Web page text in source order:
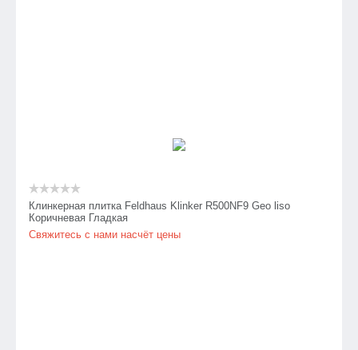
Клинкерная плитка Feldhaus Klinker R500NF9 Geo liso
Коричневая Гладкая
Свяжитесь с нами насчёт цены